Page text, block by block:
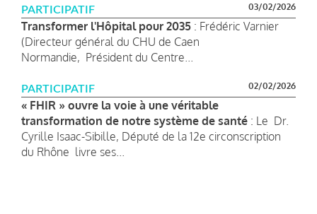
PARTICIPATIF 03/02/2026
Transformer l'Hôpital pour 2035 : Frédéric Varnier
(Directeur général du CHU de Caen
Normandie, Président du Centre...
PARTICIPATIF 02/02/2026
« FHIR » ouvre la voie à une véritable
transformation de notre système de santé : Le Dr.
Cyrille Isaac-Sibille, Député de la 12e circonscription
du Rhône livre ses...